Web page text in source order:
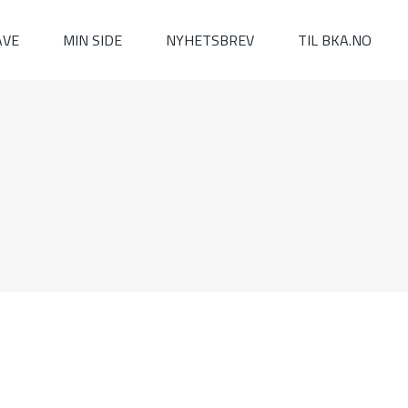
MIN SIDE NYHETSBREV TIL BKA.NO